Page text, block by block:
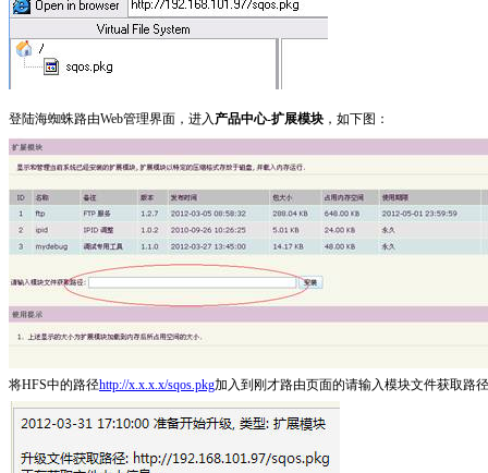
登陆海蜘蛛路由Web管理界面，进入 产品中心-扩展模块 ，如下图：
将HFS中的路径http://x.x.x.x/sqos.pkg加入到刚才路由页面的请输入模块文件获取路